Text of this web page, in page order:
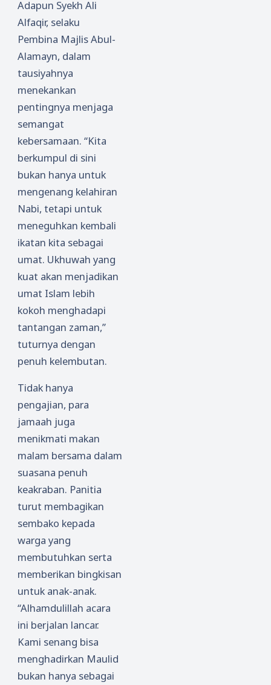
Adapun Syekh Ali
Alfaqir, selaku
Pembina Majlis Abul-
Alamayn, dalam
tausiyahnya
menekankan
pentingnya menjaga
semangat
kebersamaan. “Kita
berkumpul di sini
bukan hanya untuk
mengenang kelahiran
Nabi, tetapi untuk
meneguhkan kembali
ikatan kita sebagai
umat. Ukhuwah yang
kuat akan menjadikan
umat Islam lebih
kokoh menghadapi
tantangan zaman,”
tuturnya dengan
penuh kelembutan.
Tidak hanya
pengajian, para
jamaah juga
menikmati makan
malam bersama dalam
suasana penuh
keakraban. Panitia
turut membagikan
sembako kepada
warga yang
membutuhkan serta
memberikan bingkisan
untuk anak-anak.
“Alhamdulillah acara
ini berjalan lancar.
Kami senang bisa
menghadirkan Maulid
bukan hanya sebagai